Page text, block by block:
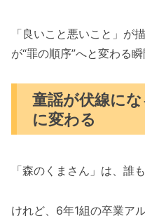
「良いこと悪いこと」が
が“罪の順序”へと変わる瞬
童謡が伏線に
に変わる
「森のくまさん」は、誰
けれど、6年1組の卒業ア